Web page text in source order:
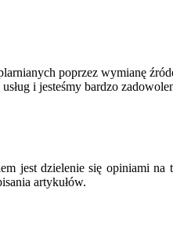
poprzez wymianę
i jesteśmy bardzo
jest dzielenie się opiniami na
artykułów.